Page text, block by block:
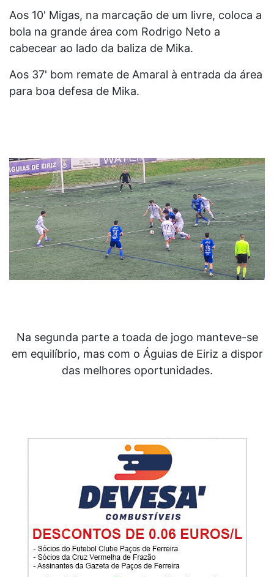
Aos 10' Migas, na marcação de um livre, coloca a
bola na grande área com Rodrigo Neto a
cabecear ao lado da baliza de Mika.
Aos 37' bom remate de Amaral à entrada da área
para boa defesa de Mika.
Na segunda parte a toada de jogo manteve-se
em equilíbrio, mas com o Águias de Eiriz a dispor
das melhores oportunidades.